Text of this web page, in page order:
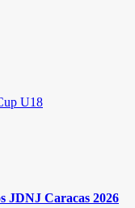
U18
JDNJ Caracas 2026